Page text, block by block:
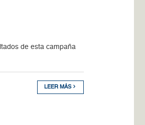
de esta campaña
LEER MÁS